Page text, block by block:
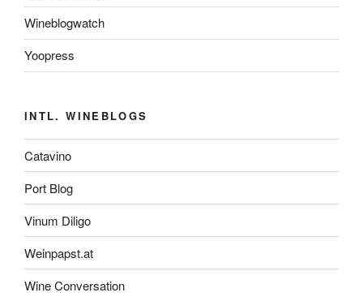
Wineblogwatch
Yoopress
INTL. WINEBLOGS
Catavino
Port Blog
Vinum Diligo
Weinpapst.at
Wine Conversation